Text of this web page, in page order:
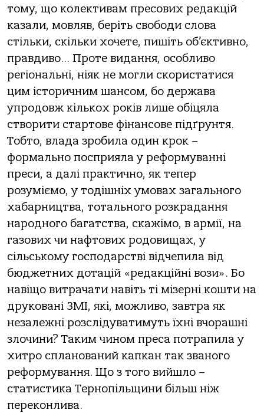
тому, що колективам пресових редакцій
казали, мовляв, беріть свободи слова
стільки, скільки хочете, пишіть об’єктивно,
правдиво… Проте видання, особливо
регіональні, ніяк не могли скористатися
цим історичним шансом, бо держава
упродовж кількох років лише обіцяла
створити стартове фінансове підґрунтя.
Тобто, влада зробила один крок –
формально посприяла у реформуванні
преси, а далі практично, як тепер
розуміємо, у тодішніх умовах загального
хабарництва, тотального розкрадання
народного багатства, скажімо, в армії, на
газових чи нафтових родовищах, у
сільському господарстві відчепила від
бюджетних дотацій «редакційні вози». Бо
навіщо витрачати навіть ті мізерні кошти на
друковані ЗМІ, які, можливо, завтра як
незалежні розслідуватимуть їхні вчорашні
злочини? Таким чином преса потрапила у
хитро спланований капкан так званого
реформування. Що з того вийшло –
статистика Тернопільщини більш ніж
переконлива.